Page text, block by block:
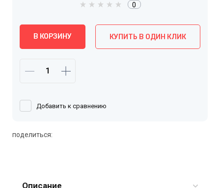
0
В КОРЗИНУ КУПИТЬ В ОДИН КЛИК
Добавить к сравнению
поделиться:
Описание